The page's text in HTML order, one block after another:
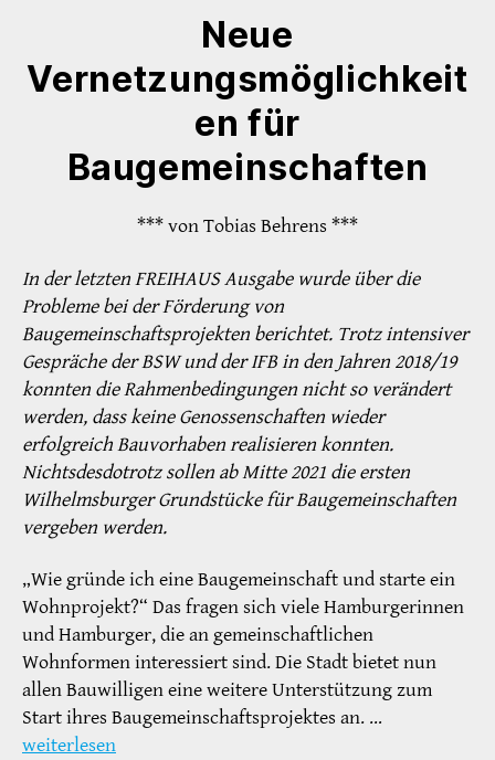
Neue
Vernetzungsmöglichkeit
en für
Baugemeinschaften
*** von Tobias Behrens ***
In der letzten FREIHAUS Ausgabe wurde über die
Probleme bei der Förderung von
Baugemeinschaftsprojekten berichtet. Trotz intensiver
Gespräche der BSW und der IFB in den Jahren 2018/19
konnten die Rahmenbedingungen nicht so verändert
werden, dass keine Genossenschaften wieder
erfolgreich Bauvorhaben realisieren konnten.
Nichtsdesdotrotz sollen ab Mitte 2021 die ersten
Wilhelmsburger Grundstücke für Baugemeinschaften
vergeben werden.
„Wie gründe ich eine Baugemeinschaft und starte ein
Wohnprojekt?“ Das fragen sich viele Hamburgerinnen
und Hamburger, die an gemeinschaftlichen
Wohnformen interessiert sind. Die Stadt bietet nun
allen Bauwilligen eine weitere Unterstützung zum
Start ihres Baugemeinschaftsprojektes an. …
weiterlesen